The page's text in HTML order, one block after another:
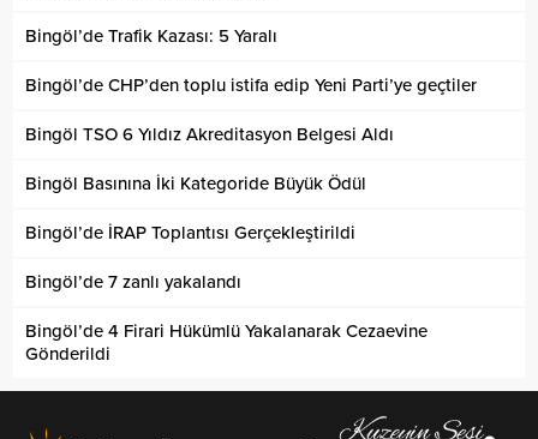
Bingöl’de Trafik Kazası: 5 Yaralı
Bingöl’de CHP’den toplu istifa edip Yeni Parti’ye geçtiler
Bingöl TSO 6 Yıldız Akreditasyon Belgesi Aldı
Bingöl Basınına İki Kategoride Büyük Ödül
Bingöl’de İRAP Toplantısı Gerçekleştirildi
Bingöl’de 7 zanlı yakalandı
Bingöl’de 4 Firari Hükümlü Yakalanarak Cezaevine
Gönderildi